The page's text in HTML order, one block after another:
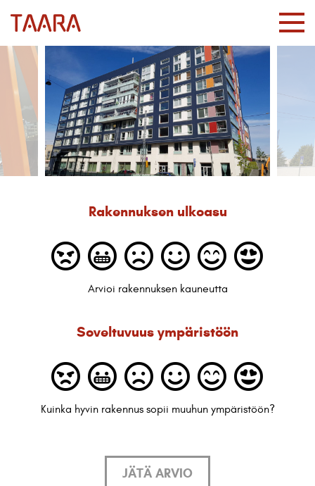
Rakennuksen ulkoasu
Arvioi rakennuksen kauneutta
Soveltuvuus ympäristöön
Kuinka hyvin rakennus sopii muuhun ympäristöön?
JÄTÄ ARVIO